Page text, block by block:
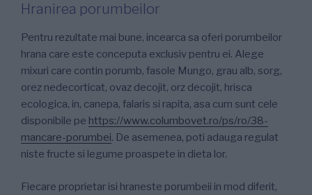
Hranirea porumbeilor
Pentru rezultate mai bune, incearca sa oferi porumbeilor
hrana care este conceputa exclusiv pentru ei. Alege
mixuri care contin porumb, fasole Mungo, grau alb, sorg,
orez nedecorticat, ovaz decojit, orz decojit, hrisca
ecologica, in, canepa, falaris si rapita, asa cum sunt cele
disponibile pe https://www.columbovet.ro/ps/ro/38-
mancare-porumbei. De asemenea, poti adauga regulat
niste fructe si legume proaspete in dieta lor.
Fiecare proprietar isi hraneste porumbeii in mod diferit,